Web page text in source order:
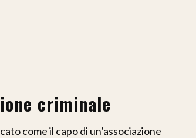
criminale
come il capo di un’associazione